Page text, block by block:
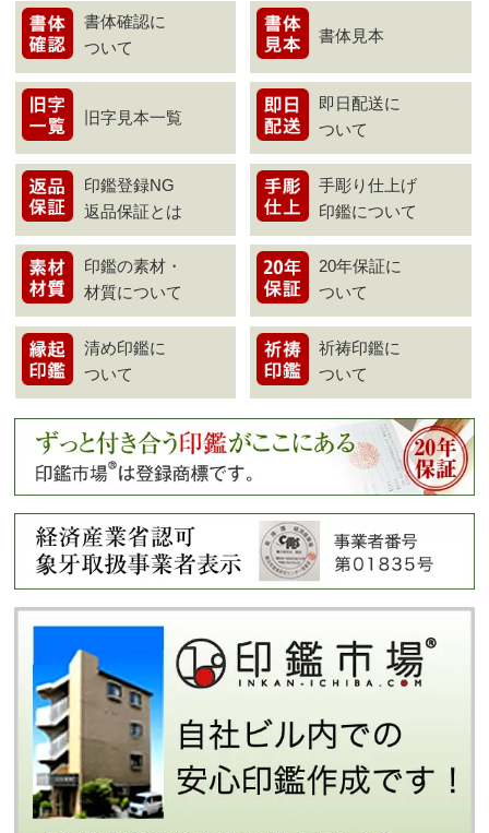
書体確認に
ついて
書体見本
旧字見本一覧
即日配送に
ついて
印鑑登録NG
返品保証とは
手彫り仕上げ
印鑑について
印鑑の素材・
材質について
20年保証に
ついて
清め印鑑に
ついて
祈祷印鑑に
ついて